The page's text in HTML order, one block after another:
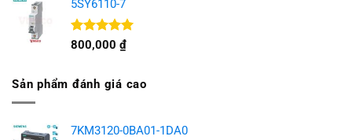
5SY6110-7
Được xếp
800,000 ₫
Sản phẩm đánh giá cao
7KM3120-0BA01-1DA0